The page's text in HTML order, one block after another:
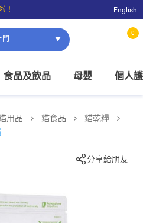
！
可免費店取。
English
門
0
食品及飲品 母嬰 個人
用品 貓食品
貓乾糧
分享給朋友